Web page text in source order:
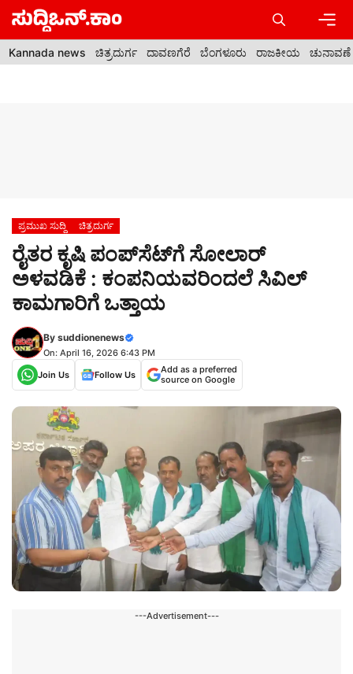
Skip
content
Kannada news ಚಿತ್ರದುರ್ಗ ದಾವಣಗೆರೆ ಬೆಂಗಳೂರು ರಾಜಕೀಯ ಚುನಾವಣೆ
ಪ್ರಮುಖ ಸುದ್ದಿ ಚಿತ್ರದುರ್ಗ
ರೈತರ ಕೃಷಿ ಪಂಪ್‍ಸೆಟ್‍ಗೆ ಸೋಲಾರ್
ಅಳವಡಿಕೆ : ಕಂಪನಿಯವರಿಂದಲೆ ಸಿವಿಲ್
ಕಾಮಗಾರಿಗೆ ಒತ್ತಾಯ
By suddionenews
On: April 16, 2026 6:43 PM
Join Us
Follow Us
Add as a preferred
source on Google
---Advertisement---